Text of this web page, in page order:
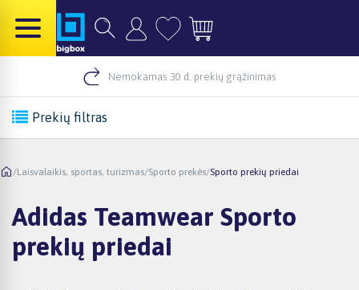
Nemokamas 30 d. prekių grąžinimas
Prekių filtras
/Laisvalaikis, sportas, turizmas/Sporto prekės/Sporto prekių priedai
Adidas Teamwear Sporto
prekių priedai